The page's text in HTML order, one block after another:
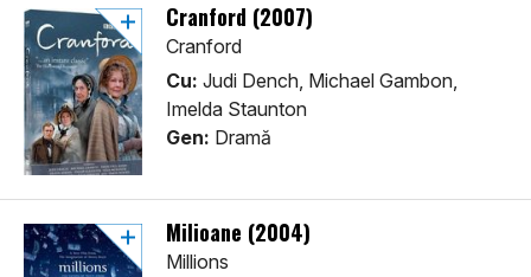
Cranford (2007)
Cranford
Cu: Judi Dench, Michael Gambon,
Imelda Staunton
Gen: Dramă
Milioane (2004)
Millions